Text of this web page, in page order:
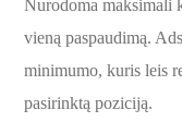
Nurodoma maksimali
vieną paspaudimą.
minimumo, kuris leis
pasirinktą poziciją.